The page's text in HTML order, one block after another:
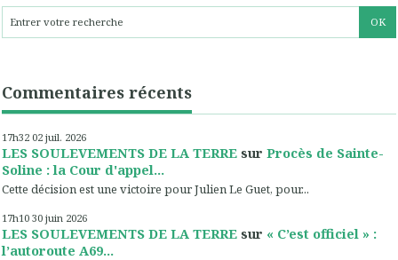
Commentaires récents
17h32 02 juil. 2026
LES SOULEVEMENTS DE LA TERRE sur Procès de Sainte-
Soline : la Cour d'appel...
Cette décision est une victoire pour Julien Le Guet, pour...
17h10 30 juin 2026
LES SOULEVEMENTS DE LA TERRE sur « C’est officiel » :
l’autoroute A69...